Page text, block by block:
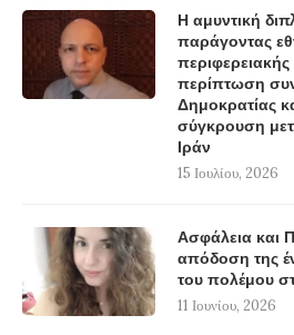
Η αμυντική
παράγοντας
περίπτωση
Δημοκρατίας
σύγκρουση
Ιράν
15 Ιουλίου, 2026
Ασφάλεια και
απόδοση της
του πολέμου
11 Ιουνίου, 2026